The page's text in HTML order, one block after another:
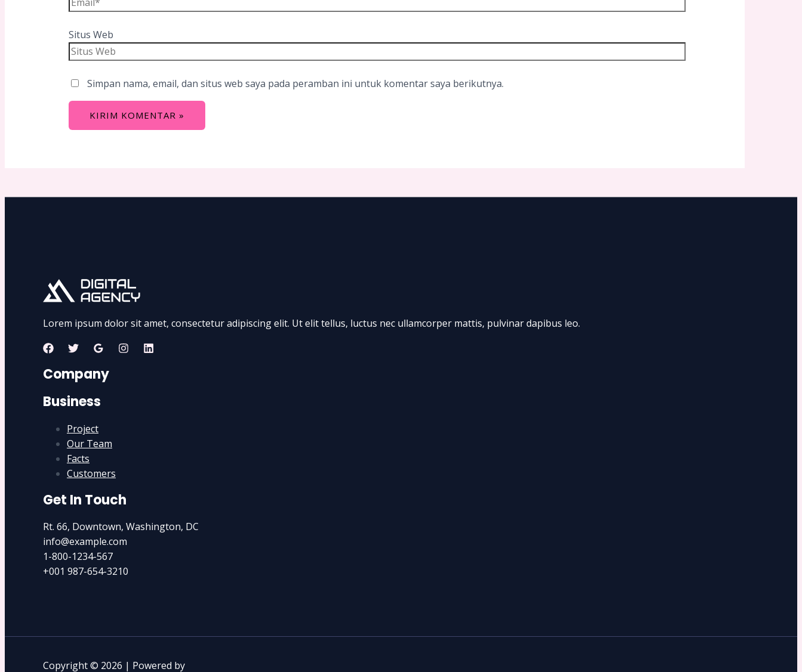
Situs Web
Simpan nama, email, dan situs web saya pada peramban ini untuk komentar saya berikutnya.
Lorem ipsum dolor sit amet, consectetur adipiscing elit. Ut elit tellus, luctus nec ullamcorper mattis, pulvinar dapibus leo.
Company
Business
Project
Our Team
Facts
Customers
Get In Touch
Rt. 66, Downtown, Washington, DC
info@example.com​
1-800-1234-567
+001 987-654-3210
Copyright © 2026 | Powered by